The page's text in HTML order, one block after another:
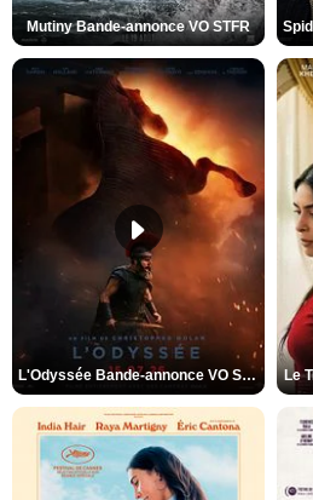
Mutiny Bande-annonce VO STFR
L'Odyssée Bande-annonce VO STFR Le